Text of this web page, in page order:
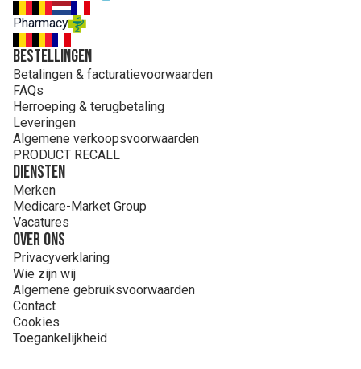
Pharmacy
Bestellingen
Betalingen & facturatievoorwaarden
FAQs
Herroeping & terugbetaling
Leveringen
Algemene verkoopsvoorwaarden
PRODUCT RECALL
Diensten
Merken
Medicare-Market Group
Vacatures
Over ons
Privacyverklaring
Wie zijn wij
Algemene gebruiksvoorwaarden
Contact
Cookies
Toegankelijkheid